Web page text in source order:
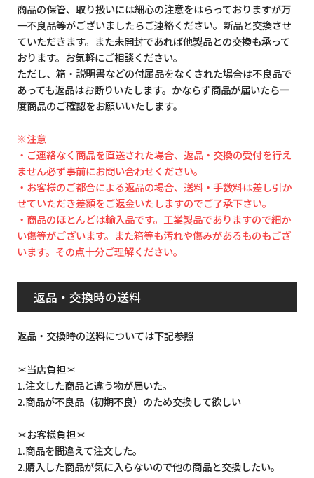
商品の保管、取り扱いには細心の注意をはらっておりますが万
一不良品等がございましたらご連絡ください。新品と交換させ
ていただきます。また未開封であれば他製品との交換も承って
おります。お気軽にご相談ください。
ただし、箱・説明書などの付属品をなくされた場合は不良品で
あっても返品はお断りいたします。かならず商品が届いたら一
度商品のご確認をお願いいたします。
※注意
・ご連絡なく商品を直送された場合、返品・交換の受付を行え
ません必ず事前にお問い合わせください。
・お客様のご都合による返品の場合、送料・手数料は差し引か
せていただき差額をご返金いたしますのでご了承下さい。
・商品のほとんどは輸入品です。工業製品でありますので細か
い傷等がございます。また箱等も汚れや傷みがあるものもござ
います。その点十分ご理解ください。
返品・交換時の送料
返品・交換時の送料については下記参照
＊当店負担＊
1.注文した商品と違う物が届いた。
2.商品が不良品（初期不良）のため交換して欲しい
＊お客様負担＊
1.商品を間違えて注文した。
2.購入した商品が気に入らないので他の商品と交換したい。